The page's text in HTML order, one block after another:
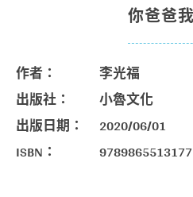
你爸爸
作者：
李光福
出版社：
小魯文化
出版日期：
2020/06/01
ISBN：
9789865513177